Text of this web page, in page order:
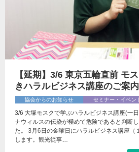
【延期】3/6 東京五輪直前 モ
きハラルビジネス講座のご案内
協会からのお知らせ セミナー・イベン
3/6 大塚モスクで学ぶハラルビジネス講座(一
ナウィルスの伝染が極めて危険であると判断
た。 3月6日の金曜日にハラルビジネス講座（
します。観光従事…